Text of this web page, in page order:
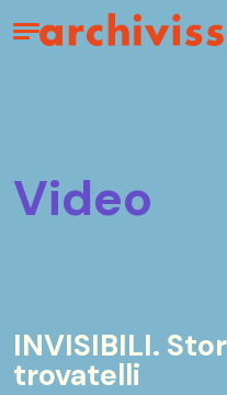
Home page
Apri il menu
video
INVISIBILI.
trovatelli